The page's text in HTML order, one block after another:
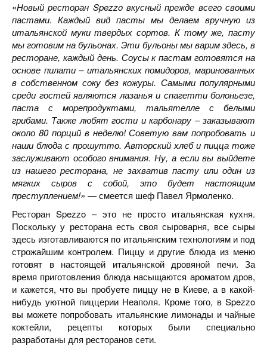
«Новый ресторан Spezzo вкусный прежде всего своими
пастами. Каждый вид пасты мы делаем вручную из
итальянской муки твердых сортов. К тому же, пасту
мы готовим на бульонах. Эти бульоны мы варим здесь, в
ресторане, каждый день. Соусы к пастам готовятся на
основе пилати – итальянских помидоров, маринованных
в собственном соку без кожуры. Самыми популярными
среди гостей являются лазанья и спагетти болоньезе,
паста с морепродуктами, тальятелле с белыми
грибами. Также любят гости и карбонару – заказывают
около 80 порций в неделю! Советую вам попробовать и
наши блюда с прошутто. Авторский хлеб и пицца тоже
заслуживают особого внимания. Ну, а если вы выйдете
из нашего ресторана, не захватив пасту или один из
мягких сыров с собой, это будет настоящим
преступлением!» — смеется шеф Павел Ярмоленко.
Ресторан Spezzo – это не просто итальянская кухня.
Поскольку у ресторана есть своя сыроварня, все сыры
здесь изготавливаются по итальянским технологиям и под
строжайшим контролем. Пиццу и другие блюда из меню
готовят в настоящей итальянской дровяной печи. За
время приготовления блюда насыщаются ароматом дров,
и кажется, что вы пробуете пиццу не в Киеве, а в какой-
нибудь уютной пиццерии Неаполя. Кроме того, в Spezzo
вы можете попробовать итальянские лимонады и чайные
коктейли, рецепты которых были специально
разработаны для ресторанов сети.